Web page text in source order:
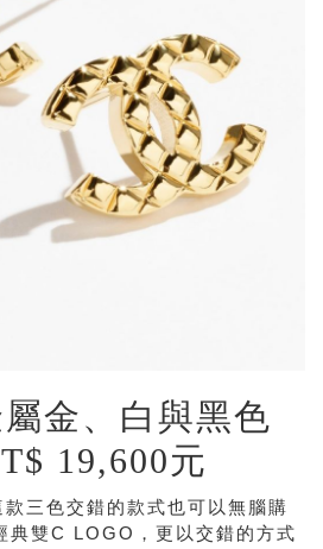
金、白與黑色
19,600元
三色交錯的款式也可以無腦購
典雙C LOGO，更以交錯的方式